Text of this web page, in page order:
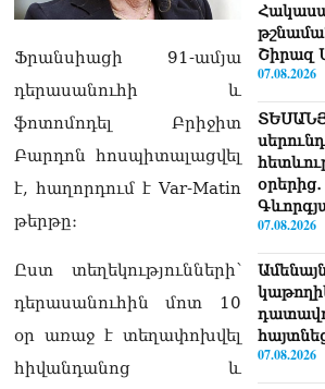
Ֆրանսիացի 91-ամյա
դերասանուհի և
ֆոտոմոդել Բրիջիտ
Բարդոն հոսպիտալացվել
է, հաղորդում է Var-Matin
թերթը։
Ըստ տեղեկությունների՝
դերասանուհին մոտ 10
օր առաջ է տեղափոխվել
հիվանդանոց և
Շիրազ
07.08.2026
07.08.2026
07.08.2026